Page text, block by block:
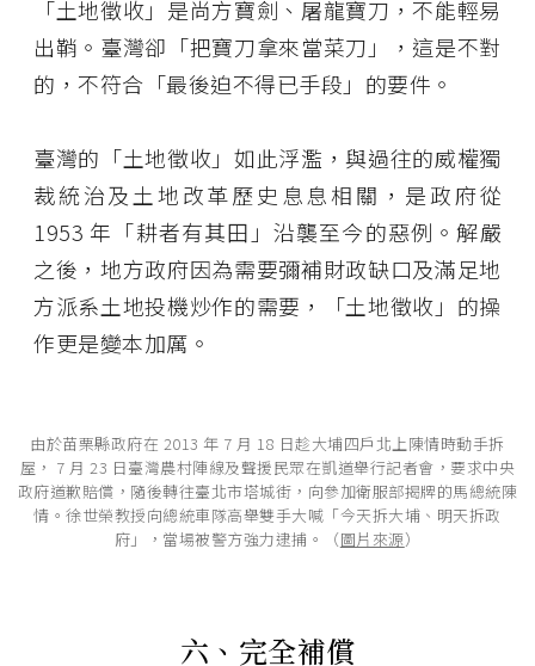
「土地徵收」是尚方寶劍、屠龍寶刀，不能輕易
出鞘。臺灣卻「把寶刀拿來當菜刀」，這是不對
的，不符合「最後迫不得已手段」的要件。
臺灣的「土地徵收」如此浮濫，與過往的威權獨
裁統治及土地改革歷史息息相關，是政府從
1953 年「耕者有其田」沿襲至今的惡例。解嚴
之後，地方政府因為需要彌補財政缺口及滿足地
方派系土地投機炒作的需要，「土地徵收」的操
作更是變本加厲。
由於苗栗縣政府在 2013 年 7 月 18 日趁大埔四戶北上陳情時動手拆
屋， 7 月 23 日臺灣農村陣線及聲援民眾在凱道舉行記者會，要求中央
政府道歉賠償，隨後轉往臺北市塔城街，向參加衛服部揭牌的馬總統陳
情。徐世榮教授向總統車隊高舉雙手大喊「今天拆大埔、明天拆政
府」，當場被警方強力逮捕。（圖片來源）
六、完全補償